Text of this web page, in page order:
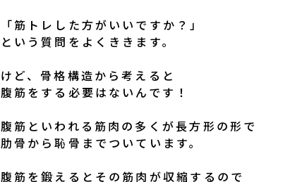
「筋トレした方がいいですか？」
という質問をよくききます。
けど、骨格構造から考えると
腹筋をする必要はないんです！
腹筋といわれる筋肉の多くが長方形の形で
肋骨から恥骨までついています。
腹筋を鍛えるとその筋肉が収縮するので